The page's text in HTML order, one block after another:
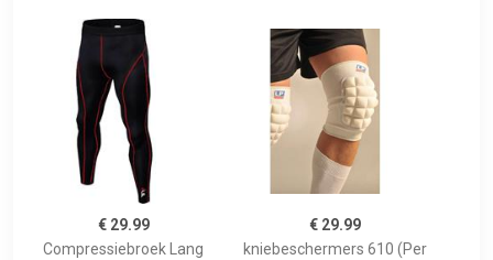
€ 29.99
Compressiebroek Lang
€ 29.99
kniebeschermers 610 (Per